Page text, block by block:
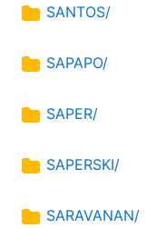
SANTOS/
SAPAPO/
SAPER/
SAPERSKI/
SARAVANAN/